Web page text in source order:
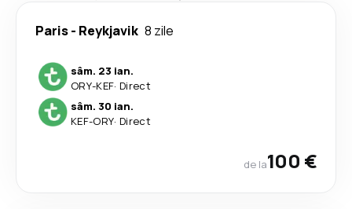
Paris- Reykjavik 8 zile
sâm. 23 ian.
ORY-KEF· Direct
sâm. 30 ian.
KEF-ORY· Direct
de la100 €